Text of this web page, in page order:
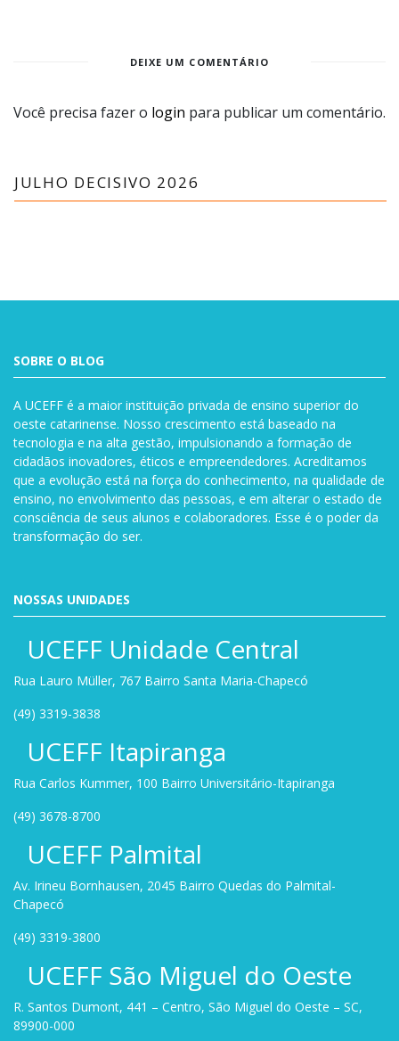
DEIXE UM COMENTÁRIO
Você precisa fazer o login para publicar um comentário.
JULHO DECISIVO 2026
SOBRE O BLOG
A UCEFF é a maior instituição privada de ensino superior do
oeste catarinense. Nosso crescimento está baseado na
tecnologia e na alta gestão, impulsionando a formação de
cidadãos inovadores, éticos e empreendedores. Acreditamos
que a evolução está na força do conhecimento, na qualidade de
ensino, no envolvimento das pessoas, e em alterar o estado de
consciência de seus alunos e colaboradores. Esse é o poder da
transformação do ser.
NOSSAS UNIDADES
UCEFF Unidade Central
Rua Lauro Müller, 767 Bairro Santa Maria-Chapecó
(49) 3319-3838
UCEFF Itapiranga
Rua Carlos Kummer, 100 Bairro Universitário-Itapiranga
(49) 3678-8700
UCEFF Palmital
Av. Irineu Bornhausen, 2045 Bairro Quedas do Palmital-
Chapecó
(49) 3319-3800
UCEFF São Miguel do Oeste
R. Santos Dumont, 441 – Centro, São Miguel do Oeste – SC,
89900-000